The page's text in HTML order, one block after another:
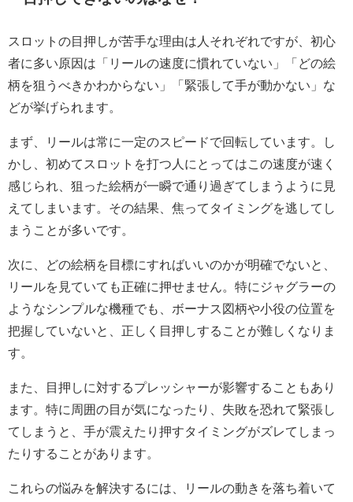
スロットの目押しが苦手な理由は人それぞれですが、初心
者に多い原因は「リールの速度に慣れていない」「どの絵
柄を狙うべきかわからない」「緊張して手が動かない」な
どが挙げられます。
まず、リールは常に一定のスピードで回転しています。し
かし、初めてスロットを打つ人にとってはこの速度が速く
感じられ、狙った絵柄が一瞬で通り過ぎてしまうように見
えてしまいます。その結果、焦ってタイミングを逃してし
まうことが多いです。
次に、どの絵柄を目標にすればいいのかが明確でないと、
リールを見ていても正確に押せません。特にジャグラーの
ようなシンプルな機種でも、ボーナス図柄や小役の位置を
把握していないと、正しく目押しすることが難しくなりま
す。
また、目押しに対するプレッシャーが影響することもあり
ます。特に周囲の目が気になったり、失敗を恐れて緊張し
てしまうと、手が震えたり押すタイミングがズレてしまっ
たりすることがあります。
これらの悩みを解決するには、リールの動きを落ち着いて